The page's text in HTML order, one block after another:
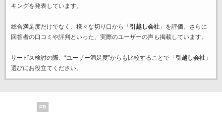
キングを発表しています。
総合満足度だけでなく、様々な切り口から「 引越し会社」を評価。さらに
回答者の口コミや評判といった、実際のユーザーの声も掲載しています。
サービス検討の際、“ユーザー満足度”からも比較することで「 引越し会社」
選びにお役立てください。
PR